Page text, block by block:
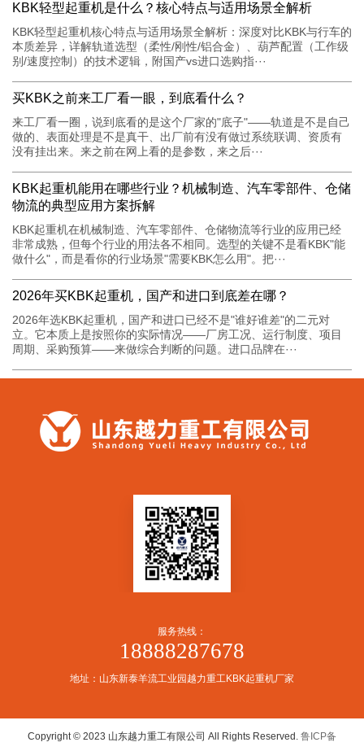
KBK轻型起重机是什么？核心特点与适用场景全解析
KBK轻型起重机核心特点与适用场景全解析：深度对比KBK与行车的
本质差异，详解轨道选型（柔性/刚性/铝合金）、葫芦配置（工作级
别/速度控制）的技术逻辑，附国产vs进口选购指···
买KBK之前来工厂看一眼，到底看什么？
来工厂看一圈，说到底看的是这个厂家的"底子"——轨道是不是自己
做的、表面处理是不是真干、出厂前有没有做过系统联调、资质有
没有挂出来。来之前在网上看的是参数，来之后···
KBK起重机能用在哪些行业？机械制造、汽车零部件、仓储
物流的典型应用方案拆解
KBK起重机在机械制造、汽车零部件、仓储物流等行业的应用已经
非常成熟，但每个行业的用法各不相同。选型的关键不是看KBK"能
做什么"，而是看你的行业场景"需要KBK怎么用"。把···
2026年买KBK起重机，国产和进口到底差在哪？
2026年选KBK起重机，国产和进口已经不是"谁好谁差"的二元对
立。它本质上是按照你的实际情况——厂房工况、运行制度、项目
周期、采购预算——来做综合判断的问题。进口品牌在···
服务热线：
18888287678
地址：山东新泰羊流工业园越力重工KBK起重机厂家
Copyright © 2023 山东越力重工有限公司 All Rights Reserved. 鲁ICP备